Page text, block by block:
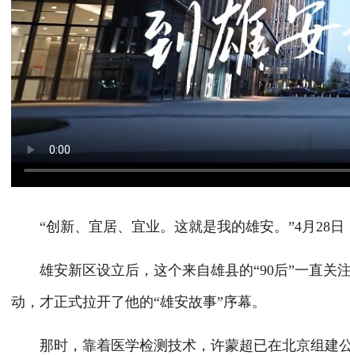
“创新、宜居、宜业。这就是我的雄安。”4月28日
雄安新区设立后，这个来自雄县的“90后”一直关注
动，才正式拉开了他的“雄安故事”序幕。
那时，靠着医学检测技术，许蒙超已在北京组建